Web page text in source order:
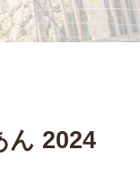
ん 2024